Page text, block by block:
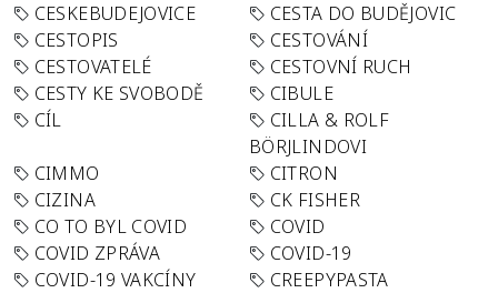
CESKEBUDEJOVICE
CESTA DO BUDĚJOVIC
CESTOPIS
CESTOVÁNÍ
CESTOVATELÉ
CESTOVNÍ RUCH
CESTY KE SVOBODĚ
CIBULE
CÍL
CILLA & ROLF
BÖRJLINDOVI
CIMMO
CITRON
CIZINA
CK FISHER
CO TO BYL COVID
COVID
COVID ZPRÁVA
COVID-19
COVID-19 VAKCÍNY
CREEPYPASTA